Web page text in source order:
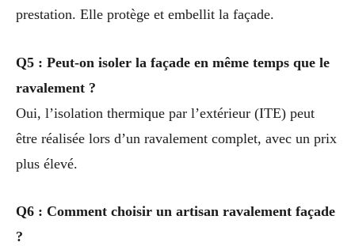
prestation. Elle protège et embellit la façade.
Q5 : Peut-on isoler la façade en même temps que le
ravalement ?
Oui, l’isolation thermique par l’extérieur (ITE) peut
être réalisée lors d’un ravalement complet, avec un prix
plus élevé.
Q6 : Comment choisir un artisan ravalement façade
?